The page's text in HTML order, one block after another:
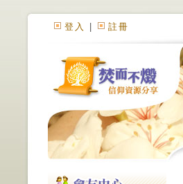
登入 註冊